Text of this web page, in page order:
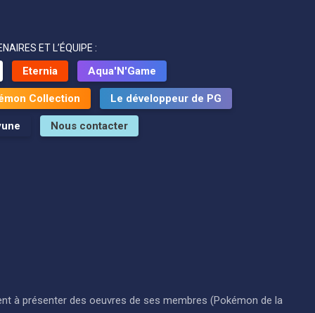
ET L’ÉQUIPE :
Eternia Aqua'N'Game
Collection Le développeur de PG
Nous contacter
à présenter des oeuvres de ses membres (Pokémon de la